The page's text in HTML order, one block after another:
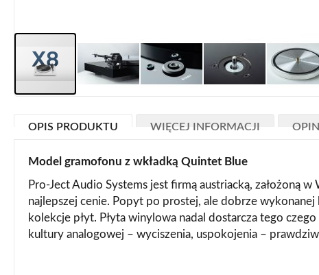
początek
OPIS PRODUKTU
Model gramofonu z wkładką Quintet Blue
Pro-Ject Audio Systems jest firmą austriacką, założoną
najlepszej cenie. Popyt po prostej, ale dobrze
kolekcje płyt. Płyta winylowa nadal dostarcza tego
kultury analogowej – wyciszenia, uspokojenia –
WIĘCEJ INFORMACJI